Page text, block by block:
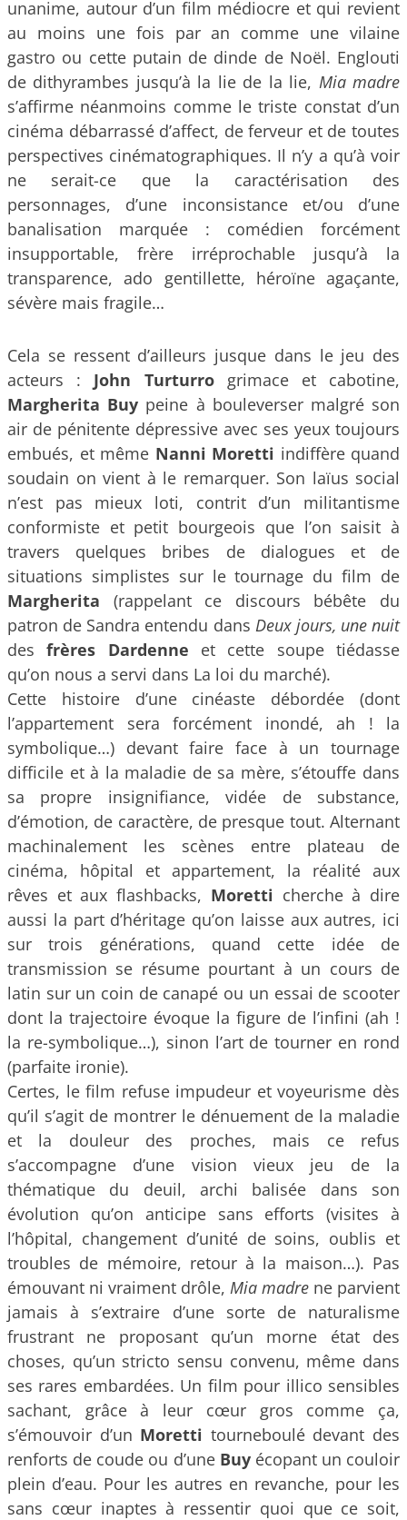
unanime, autour d’un film médiocre et qui revient
au moins une fois par an comme une vilaine
gastro ou cette putain de dinde de Noël. Englouti
de dithyrambes jusqu’à la lie de la lie, Mia madre
s’affirme néanmoins comme le triste constat d’un
cinéma débarrassé d’affect, de ferveur et de toutes
perspectives cinématographiques. Il n’y a qu’à voir
ne serait-ce que la caractérisation des
personnages, d’une inconsistance et/ou d’une
banalisation marquée : comédien forcément
insupportable, frère irréprochable jusqu’à la
transparence, ado gentillette, héroïne agaçante,
sévère mais fragile…
Cela se ressent d’ailleurs jusque dans le jeu des
acteurs : John Turturrogrimace et cabotine,
Margherita Buy peine à bouleverser malgré son
air de pénitente dépressive avec ses yeux toujours
embués, et même Nanni Moretti indiffère quand
soudain on vient à le remarquer. Son laïus social
n’est pas mieux loti, contrit d’un militantisme
conformiste et petit bourgeois que l’on saisit à
travers quelques bribes de dialogues et de
situations simplistes sur le tournage du film de
Margherita (rappelant ce discours bébête du
patron de Sandra entendu dans Deux jours, une nuit
desfrères Dardenne et cette soupe tiédasse
qu’on nous a servi dans La loi du marché).
Cette histoire d’une cinéaste débordée (dont
l’appartement sera forcément inondé, ah ! la
symbolique…) devant faire face à un tournage
difficile et à la maladie de sa mère, s’étouffe dans
sa propre insignifiance, vidée de substance,
d’émotion, de caractère, de presque tout. Alternant
machinalement les scènes entre plateau de
cinéma, hôpital et appartement, la réalité aux
rêves et aux flashbacks, Moretti cherche à dire
aussi la part d’héritage qu’on laisse aux autres, ici
sur trois générations, quand cette idée de
transmission se résume pourtant à un cours de
latin sur un coin de canapé ou un essai de scooter
dont la trajectoire évoque la figure de l’infini (ah !
la re-symbolique…), sinon l’art de tourner en rond
(parfaite ironie).
Certes, le film refuse impudeur et voyeurisme dès
qu’il s’agit de montrer le dénuement de la maladie
et la douleur des proches, mais ce refus
s’accompagne d’une vision vieux jeu de la
thématique du deuil, archi balisée dans son
évolution qu’on anticipe sans efforts (visites à
l’hôpital, changement d’unité de soins, oublis et
troubles de mémoire, retour à la maison…). Pas
émouvant ni vraiment drôle, Mia madre ne parvient
jamais à s’extraire d’une sorte de naturalisme
frustrant ne proposant qu’un morne état des
choses, qu’un stricto sensu convenu, même dans
ses rares embardées. Un film pour illico sensibles
sachant, grâce à leur cœur gros comme ça,
s’émouvoir d’un Moretti tourneboulé devant des
renforts de coude ou d’une Buyécopant un couloir
plein d’eau. Pour les autres en revanche, pour les
sans cœur inaptes à ressentir quoi que ce soit,